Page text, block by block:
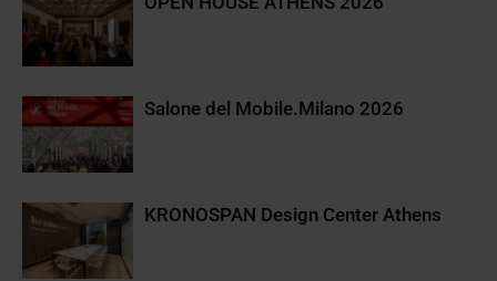
Salone del Mobile.Milano 2026
KRONOSPAN Design Center Athens